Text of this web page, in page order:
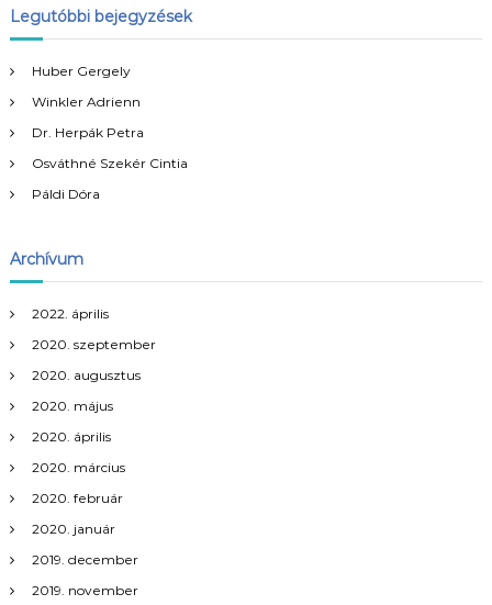
g
y
z
é
n
a
v
i
g
á
c
e
s
s
:
s
Legutóbbi bejegyzések
Huber Gergely
Winkler Adrienn
Dr. Herpák Petra
Osváthné Szekér Cintia
Páldi Dóra
Archívum
2022. április
2020. szeptember
2020. augusztus
2020. május
2020. április
2020. március
2020. február
2020. január
2019. december
2019. november